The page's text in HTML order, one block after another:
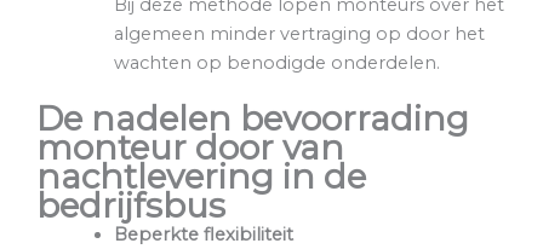
Bij deze methode lopen monteurs over het
algemeen minder vertraging op door het
wachten op benodigde onderdelen.
De nadelen bevoorrading
monteur door van
nachtlevering in de
bedrijfsbus
Beperkte flexibiliteit